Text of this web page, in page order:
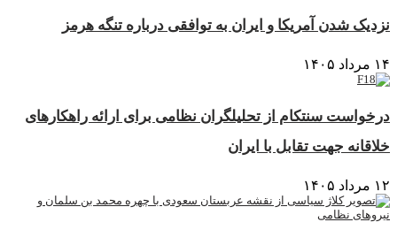
نزدیک شدن آمریکا و ایران به توافقی درباره تنگه هرمز
۱۴ مرداد ۱۴۰۵
درخواست سنتکام از تحلیلگران نظامی برای ارائه راهکارهای
خلاقانه جهت تقابل با ایران
۱۲ مرداد ۱۴۰۵